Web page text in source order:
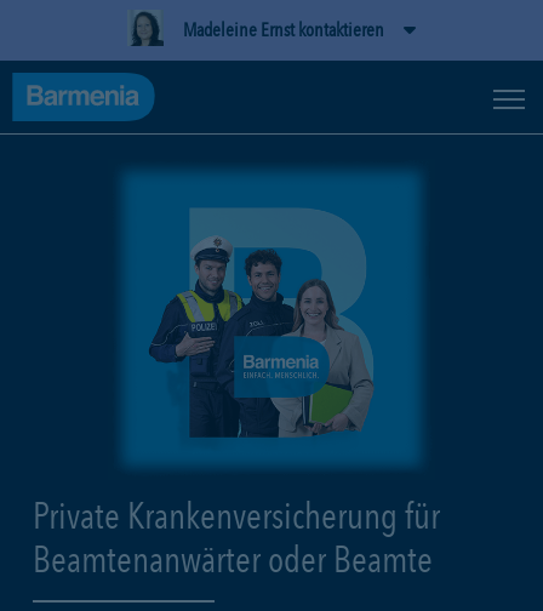
Madeleine Ernst kontaktieren
Private Krankenversicherung für
Beamtenanwärter oder Beamte